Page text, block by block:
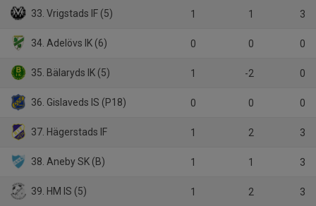
33. Vrigstads IF (5) 1 1 3
34. Adelövs IK (6) 0 0 0
35. Bälaryds IK (5) 1 -2 0
36. Gislaveds IS (P18) 0 0 0
37. Hägerstads IF 1 2 3
38. Aneby SK (B) 1 1 3
39. HM IS (5) 1 2 3